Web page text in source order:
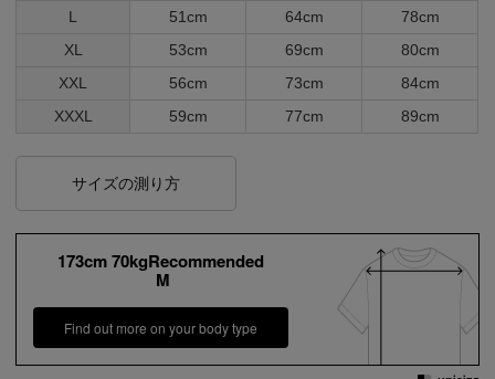
L
51cm 64cm
78cm
XL
53cm 69cm
80cm
XXL
56cm 73cm
84cm
XXXL
59cm 77cm 89cm
サイズの測り方
173cm 70kgRecommended
M
Find out more on your body type